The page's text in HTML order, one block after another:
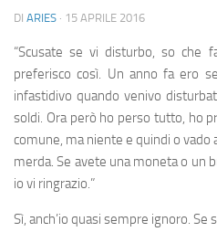
DI ARIES · 15 APRILE 2016
“Scusate se vi disturbo, so che
preferisco così. Un anno fa ero
infastidivo quando venivo
soldi. Ora però ho perso tutto, ho
comune, ma niente e quindi o vado
merda. Se avete una moneta o un
io vi ringrazio.”
Sì, anch’io quasi sempre ignoro. Se